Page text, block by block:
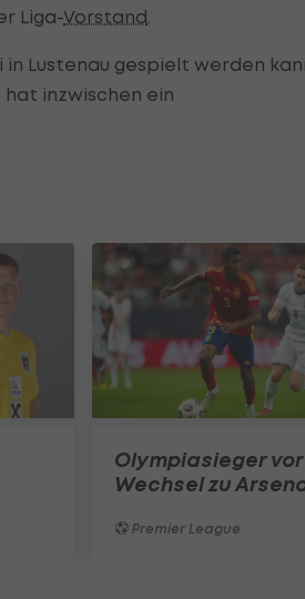
Liga-Vorstand.
in Lustenau gespielt werden
hat inzwischen ein
Olympiasieger vor
Wechsel zu
Premier League